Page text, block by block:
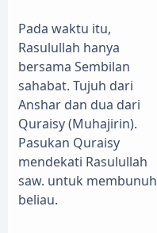
Pada waktu itu,
Rasulullah hanya
bersama Sembilan
sahabat. Tujuh dari
Anshar dan dua dari
Quraisy (Muhajirin).
Pasukan Quraisy
mendekati Rasulullah
saw. untuk membunuh
beliau.